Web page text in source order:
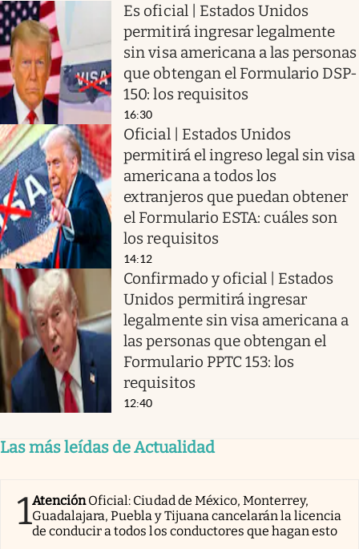
Es oficial | Estados Unidos
permitirá ingresar legalmente
sin visa americana a las personas
que obtengan el Formulario DSP-
150: los requisitos
16:30
Oficial | Estados Unidos
permitirá el ingreso legal sin visa
americana a todos los
extranjeros que puedan obtener
el Formulario ESTA: cuáles son
los requisitos
14:12
Confirmado y oficial | Estados
Unidos permitirá ingresar
legalmente sin visa americana a
las personas que obtengan el
Formulario PPTC 153: los
requisitos
12:40
Las más leídas de Actualidad
1AtenciónOficial: Ciudad de México, Monterrey,
Guadalajara, Puebla y Tijuana cancelarán la licencia
de conducir a todos los conductores que hagan esto